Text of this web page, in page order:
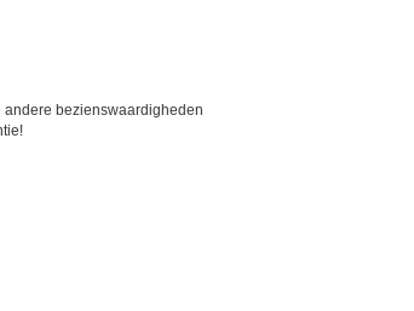
andere bezienswaardigheden